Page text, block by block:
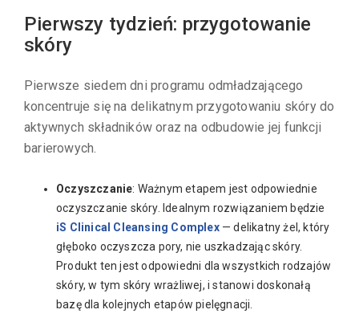
Pierwszy tydzień: przygotowanie
skóry
Pierwsze siedem dni programu odmładzającego
koncentruje się na delikatnym przygotowaniu skóry do
aktywnych składników oraz na odbudowie jej funkcji
barierowych.
Oczyszczanie: Ważnym etapem jest odpowiednie
oczyszczanie skóry. Idealnym rozwiązaniem będzie
iS Clinical Cleansing Complex— delikatny żel, który
głęboko oczyszcza pory, nie uszkadzając skóry.
Produkt ten jest odpowiedni dla wszystkich rodzajów
skóry, w tym skóry wrażliwej, i stanowi doskonałą
bazę dla kolejnych etapów pielęgnacji.